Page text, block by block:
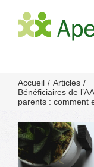
contenu
Accueil
Articles
Bénéficiaires de
parents : comment